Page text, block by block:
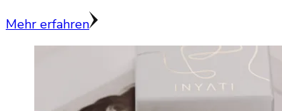
Mehr erfahren